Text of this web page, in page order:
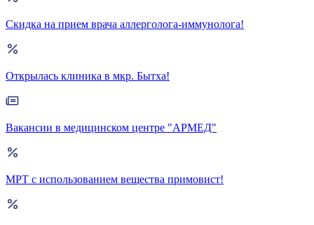
Скидка на прием врача аллерголога-иммунолога!
Открылась клиника в мкр. Бытха!
Вакансии в медицинском центре "АРМЕД"
МРТ с использованием вещества примовист!